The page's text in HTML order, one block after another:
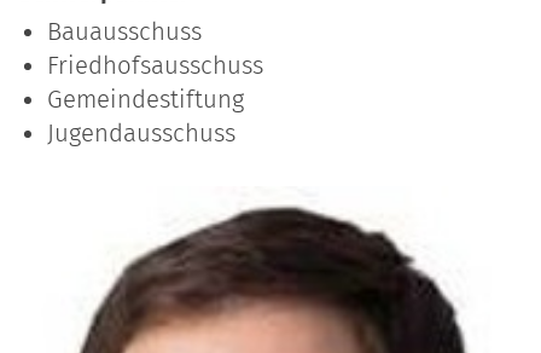
Bauausschuss
Friedhofsausschuss
Gemeindestiftung
Jugendausschuss